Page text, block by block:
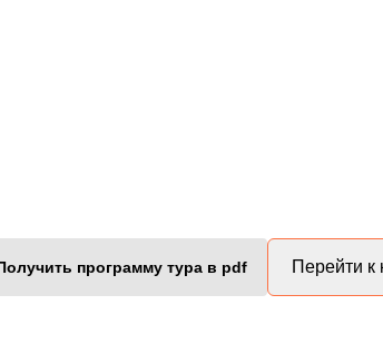
программу тура в pdf Перейти к